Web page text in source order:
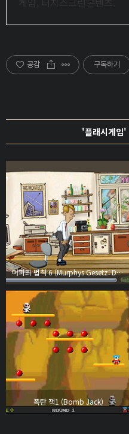
공감 구독하기
'플래시게임'
머피의 법칙 6 (Murphys Gesetz: Der Tag im Buro)
폭탄 잭1 (Bomb Jack)